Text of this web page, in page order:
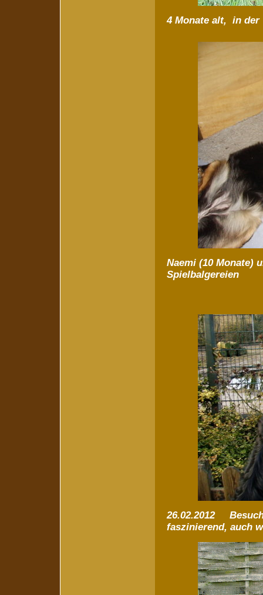
4 Monate alt, in der
Naemi (10 Monate)
Spielbalgereien
26.02.2012
faszinierend, auch